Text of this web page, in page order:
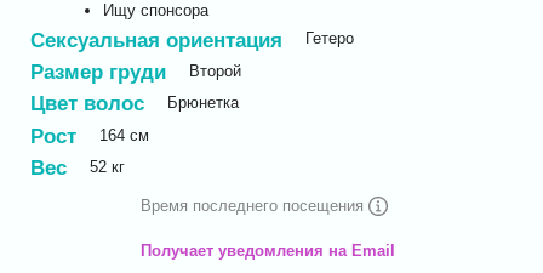
Ищу спонсора
Сексуальная ориентация Гетеро
Размер груди Второй
Цвет волос Брюнетка
Рост 164 см
Вес 52 кг
Время последнего посещения
Получает уведомления на Email